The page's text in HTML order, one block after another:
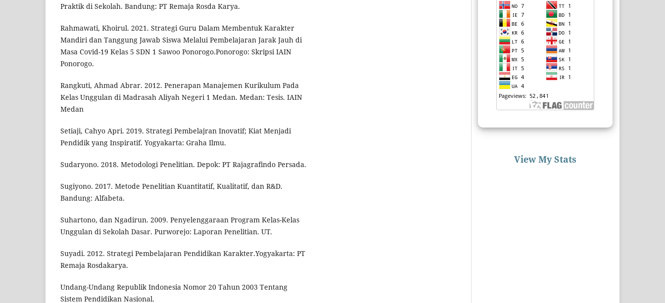
Praktik di Sekolah. Bandung: PT Remaja Rosda Karya.
Rahmawati, Khoirul. 2021. Strategi Guru Dalam Membentuk Karakter
Mandiri dan Tanggung Jawab Siswa Melalui Pembelajaran Jarak Jauh di
Masa Covid-19 Kelas 5 SDN 1 Sawoo Ponorogo.Ponorogo: Skripsi IAIN
Ponorogo.
Rangkuti, Ahmad Abrar. 2012. Penerapan Manajemen Kurikulum Pada
Kelas Unggulan di Madrasah Aliyah Negeri 1 Medan. Medan: Tesis. IAIN
Medan
Setiaji, Cahyo Apri. 2019. Strategi Pembelajran Inovatif; Kiat Menjadi
Pendidik yang Inspiratif. Yogyakarta: Graha Ilmu.
Sudaryono. 2018. Metodologi Penelitian. Depok: PT Rajagrafindo Persada.
Sugiyono. 2017. Metode Penelitian Kuantitatif, Kualitatif, dan R&D.
Bandung: Alfabeta.
Suhartono, dan Ngadirun. 2009. Penyelenggaraan Program Kelas-Kelas
Unggulan di Sekolah Dasar. Purworejo: Laporan Penelitian. UT.
Suyadi. 2012. Strategi Pembelajaran Pendidikan Karakter.Yogyakarta: PT
Remaja Rosdakarya.
Undang-Undang Republik Indonesia Nomor 20 Tahun 2003 Tentang
Sistem Pendidikan Nasional.
View My Stats